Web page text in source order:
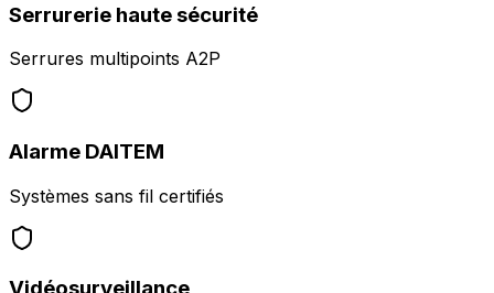
Serrurerie haute sécurité
Serrures multipoints A2P
Alarme DAITEM
Systèmes sans fil certifiés